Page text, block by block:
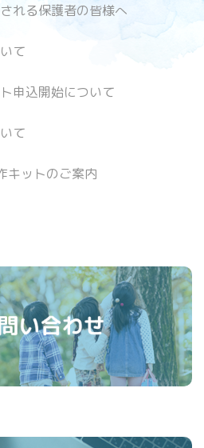
れる保護者の皆様へ
て
申込開始について
て
ットのご案内